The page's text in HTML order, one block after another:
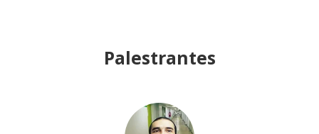
Palestrantes